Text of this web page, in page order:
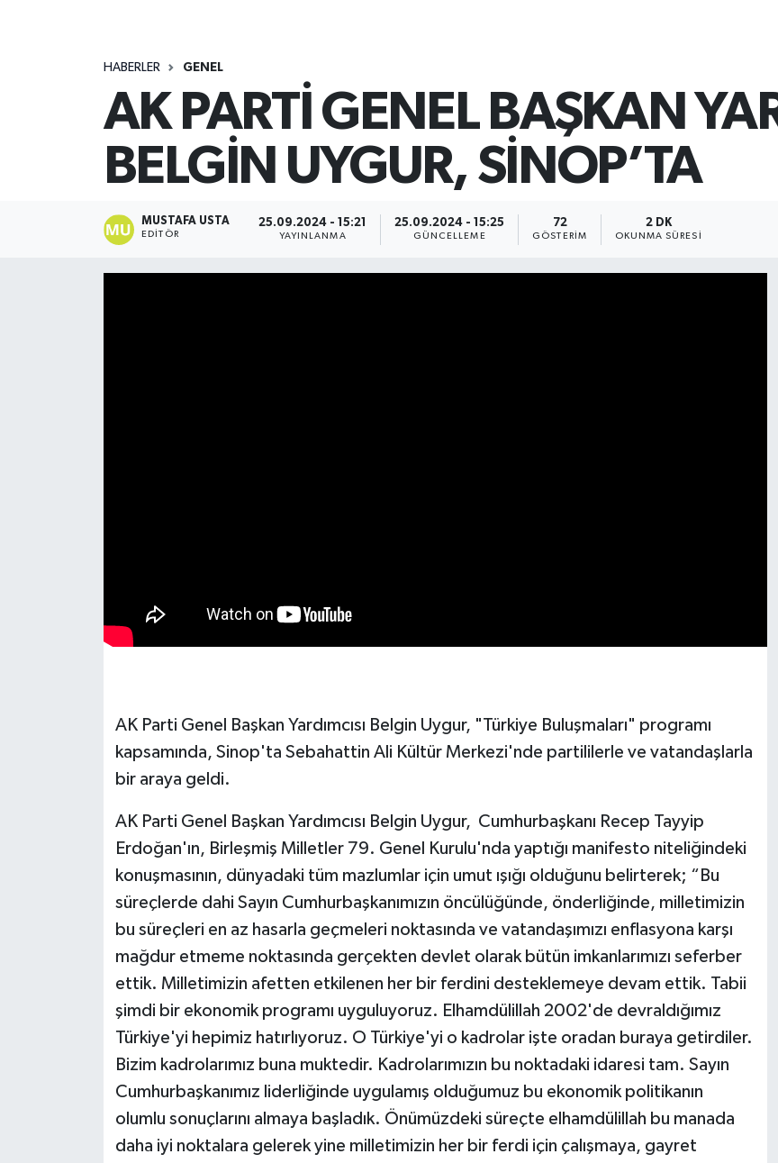
HABERLER GENEL
AK PARTİ GENEL BAŞKAN
BELGİN UYGUR, SİNOP’TA
MUSTAFA USTA
EDITÖR
25.09.2024 - 15:21
YAYINLANMA
25.09.2024 - 15:25
GÜNCELLEME
72
GÖSTERIM
2 DK
OKUNMA SÜRESI
AK Parti Genel Başkan Yardımcısı Belgin Uygur, "Türkiye Buluşmaları" programı
kapsamında, Sinop'ta Sebahattin Ali Kültür Merkezi'nde partililerle ve vatandaşlarla
bir araya geldi.
AK Parti Genel Başkan Yardımcısı Belgin Uygur, Cumhurbaşkanı Recep Tayyip
Erdoğan'ın, Birleşmiş Milletler 79. Genel Kurulu'nda yaptığı manifesto niteliğindeki
konuşmasının, dünyadaki tüm mazlumlar için umut ışığı olduğunu belirterek; “Bu
süreçlerde dahi Sayın Cumhurbaşkanımızın öncülüğünde, önderliğinde, milletimizin
bu süreçleri en az hasarla geçmeleri noktasında ve vatandaşımızı enflasyona karşı
mağdur etmeme noktasında gerçekten devlet olarak bütün imkanlarımızı seferber
ettik. Milletimizin afetten etkilenen her bir ferdini desteklemeye devam ettik. Tabii
şimdi bir ekonomik programı uyguluyoruz. Elhamdülillah 2002'de devraldığımız
Türkiye'yi hepimiz hatırlıyoruz. O Türkiye'yi o kadrolar işte oradan buraya getirdiler.
Bizim kadrolarımız buna muktedir. Kadrolarımızın bu noktadaki idaresi tam. Sayın
Cumhurbaşkanımız liderliğinde uygulamış olduğumuz bu ekonomik politikanın
olumlu sonuçlarını almaya başladık. Önümüzdeki süreçte elhamdülillah bu manada
daha iyi noktalara gelerek yine milletimizin her bir ferdi için çalışmaya, gayret